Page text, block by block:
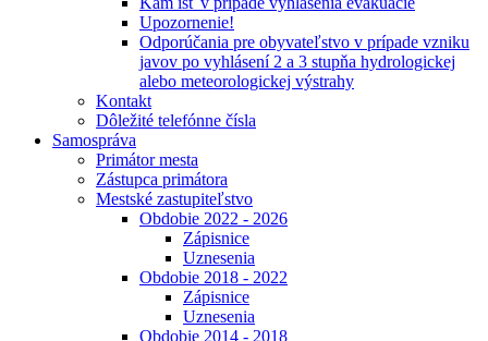
Upozornenie!
Odporúčania pre obyvateľstvo v prípade vzniku
javov po vyhlásení 2 a 3 stupňa hydrologickej
alebo meteorologickej výstrahy
Kontakt
Dôležité telefónne čísla
Samospráva
Primátor mesta
Zástupca primátora
Mestské zastupiteľstvo
Obdobie 2022 - 2026
Zápisnice
Uznesenia
Obdobie 2018 - 2022
Zápisnice
Uznesenia
Obdobie 2014 - 2018